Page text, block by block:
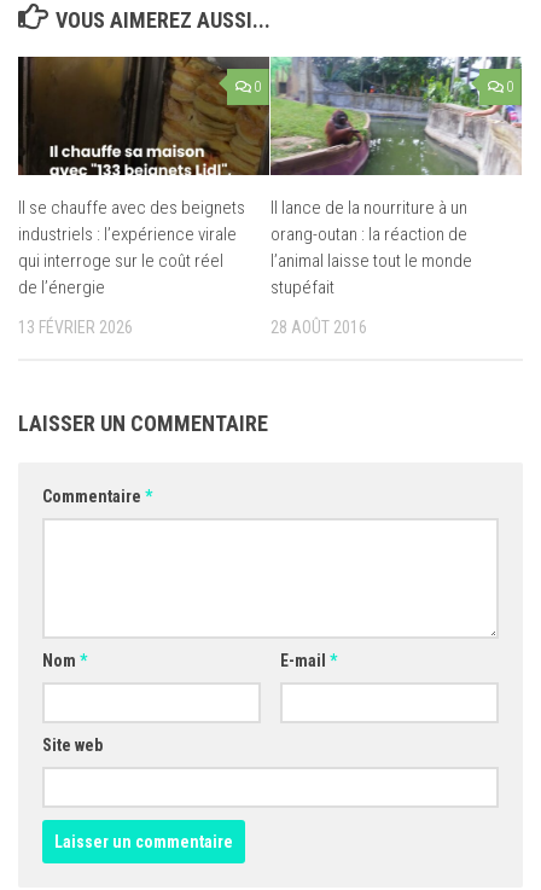
VOUS AIMEREZ AUSSI...
0
Il se chauffe avec des beignets
industriels : l’expérience virale
qui interroge sur le coût réel
de l’énergie
13 FÉVRIER 2026
0
Il lance de la nourriture à un
orang-outan : la réaction de
l’animal laisse tout le monde
stupéfait
28 AOÛT 2016
LAISSER UN COMMENTAIRE
Commentaire *
Nom * E-mail *
Site web